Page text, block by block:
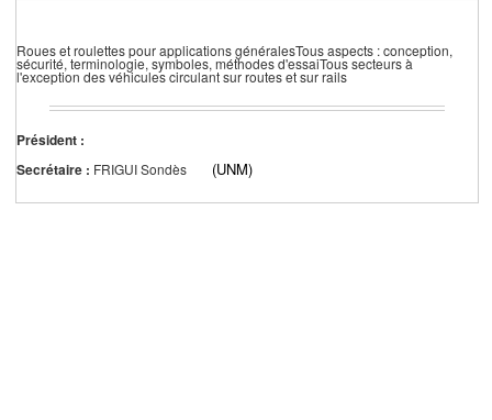
Roues et roulettes pour applications généralesTous aspects : conception,
sécurité, terminologie, symboles, méthodes d'essaiTous secteurs à
l'exception des véhicules circulant sur routes et sur rails
Président :
Secrétaire : FRIGUI Sondès (UNM)